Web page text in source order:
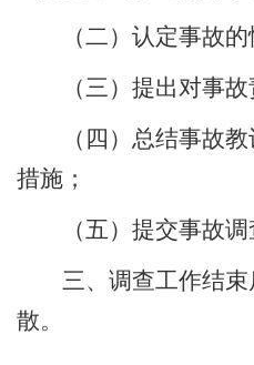
（二）认定事故
（三）提出对事
（四）总结事故
措施；
（五）提交事故调
三、调查工作结
散。